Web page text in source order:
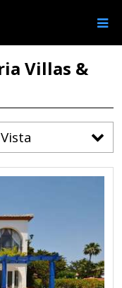
Villas &